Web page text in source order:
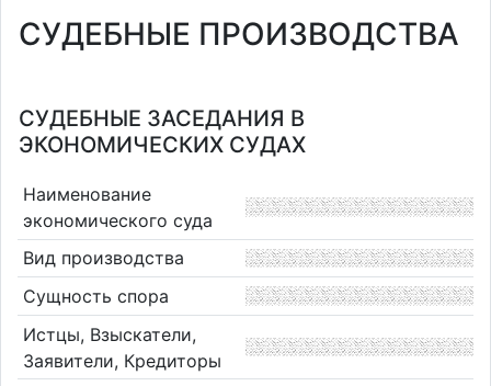
СУДЕБНЫЕ ПРОИЗВОДСТВА
СУДЕБНЫЕ ЗАСЕДАНИЯ В
ЭКОНОМИЧЕСКИХ СУДАХ
Наименование
экономического суда
Вид производства
Сущность спора
Истцы, Взыскатели,
Заявители, Кредиторы